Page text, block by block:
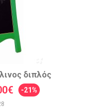
διπλός
-21%